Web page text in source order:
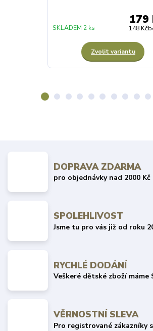
179
148 Kč
SKLADEM 2 ks
Zvolit variantu
DOPRAVA ZDARMA
pro objednávky nad 2000 Kč
SPOLEHLIVOST
Jsme tu pro vás již od roku
RYCHLÉ DODÁNÍ
Veškeré dětské zboží máme
VĚRNOSTNÍ SLEVA
Pro registrované zákazníky